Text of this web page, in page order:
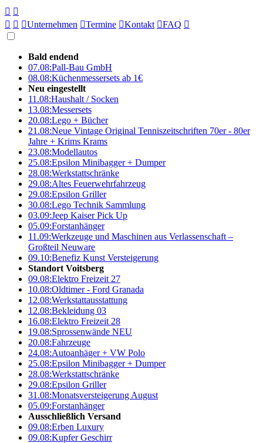
 
  Unternehmen Termine Kontakt FAQ 
Bald endend
07.08:Pall-Bau GmbH
08.08:Küchenmessersets ab 1€
Neu eingestellt
11.08:Haushalt / Socken
13.08:Messersets
20.08:Lego + Bücher
21.08:Neue Vintage Original Tenniszeitschriften 70er - 80er
Jahre + Krims Krams
23.08:Modellautos
25.08:Epsilon Minibagger + Dumper
28.08:Werkstattschränke
29.08:Altes Feuerwehrfahrzeug
29.08:Epsilon Griller
30.08:Lego Technik Sammlung
03.09:Jeep Kaiser Pick Up
05.09:Forstanhänger
11.09:Werkzeuge und Maschinen aus Verlassenschaft –
Großteil Neuware
09.10:Benefiz Kunst Versteigerung
Standort Voitsberg
09.08:Elektro Freizeit 27
10.08:Oldtimer - Ford Granada
12.08:Werkstattausstattung
12.08:Bekleidung 03
16.08:Elektro Freizeit 28
19.08:Sprossenwände NEU
20.08:Fahrzeuge
24.08:Autoanhäger + VW Polo
25.08:Epsilon Minibagger + Dumper
28.08:Werkstattschränke
29.08:Epsilon Griller
31.08:Monatsversteigerung August
05.09:Forstanhänger
Ausschließlich Versand
09.08:Erben Luxury
09.08:Kupfer Geschirr